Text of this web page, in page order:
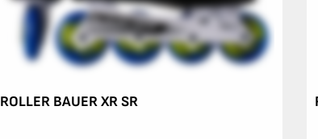
ROLLER BAUER XR SR